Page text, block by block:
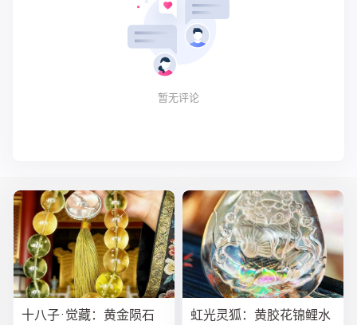
暂无评论
十八子·觉藏：黄金陨石
虹光灵狐：黄胶花锦鲤水